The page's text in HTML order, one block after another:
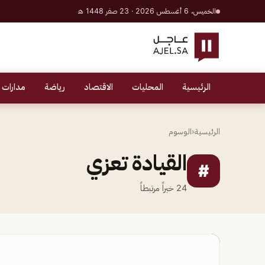
الخميس، 6 أغسطس 2026 · 23 صفر 1448 هـ
الرئيسية المحليات الاقتصاد رياضة
الرئيسية‹الوسوم
# القيادة تعزي
24 خبراً مرتبطاً